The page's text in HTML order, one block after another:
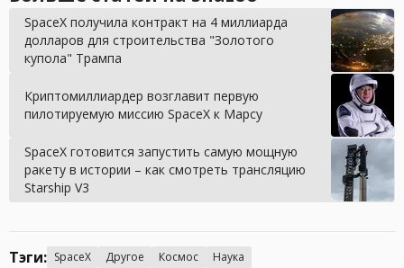
SpaceX получила контракт на 4 миллиарда
долларов для строительства "Золотого
купола" Трампа
Криптомиллиардер возглавит первую
пилотируемую миссию SpaceX к Марсу
SpaceX готовится запустить самую мощную
ракету в истории – как смотреть трансляцию
Starship V3
Тэги: SpaceX Другое Космос Наука